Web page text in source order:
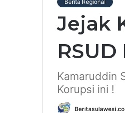
Berita Regional
Jejak
Kamaruddin
Korupsi ini !